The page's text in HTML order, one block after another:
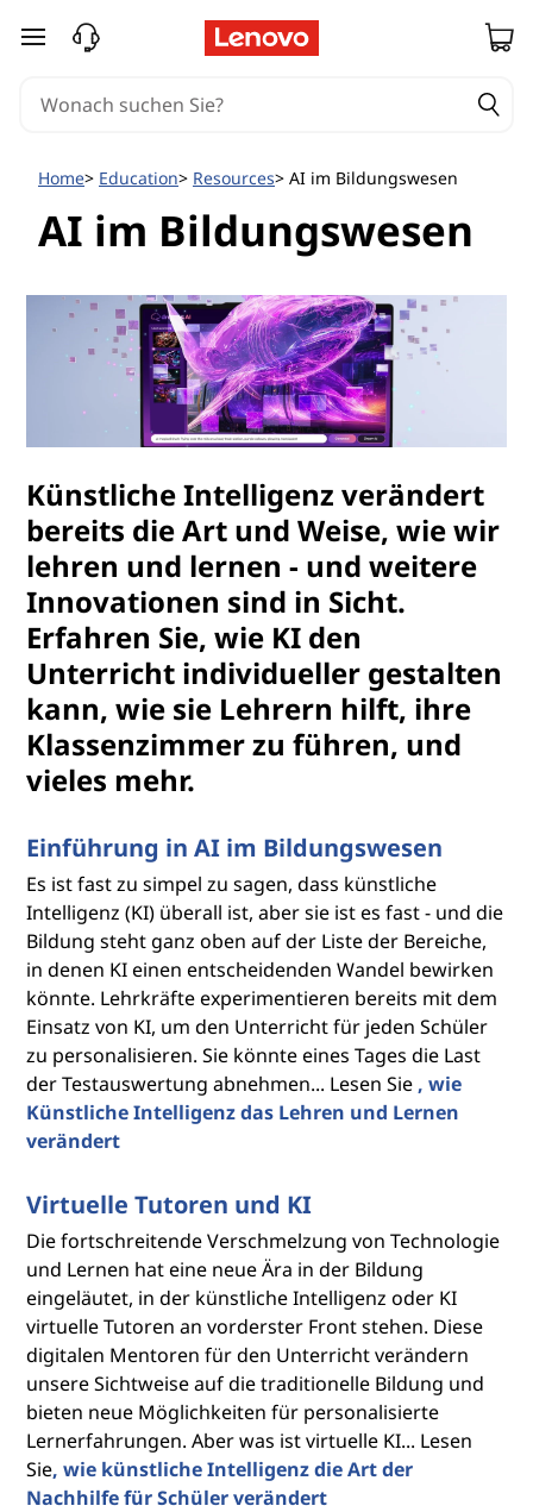
zum Hauptinhalt springen
Home Education Resources AI im Bildungswesen
AI im Bildungswesen
Künstliche Intelligenz verändert
bereits die Art und Weise, wie wir
lehren und lernen - und weitere
Innovationen sind in Sicht.
Erfahren Sie, wie KI den
Unterricht individueller gestalten
kann, wie sie Lehrern hilft, ihre
Klassenzimmer zu führen, und
vieles mehr.
Einführung in AI im Bildungswesen
Es ist fast zu simpel zu sagen, dass künstliche
Intelligenz (KI) überall ist, aber sie ist es fast - und die
Bildung steht ganz oben auf der Liste der Bereiche,
in denen KI einen entscheidenden Wandel bewirken
könnte. Lehrkräfte experimentieren bereits mit dem
Einsatz von KI, um den Unterricht für jeden Schüler
zu personalisieren. Sie könnte eines Tages die Last
der Testauswertung abnehmen... Lesen Sie , wie
Künstliche Intelligenz das Lehren und Lernen
verändert
Virtuelle Tutoren und KI
Die fortschreitende Verschmelzung von Technologie
und Lernen hat eine neue Ära in der Bildung
eingeläutet, in der künstliche Intelligenz oder KI
virtuelle Tutoren an vorderster Front stehen. Diese
digitalen Mentoren für den Unterricht verändern
unsere Sichtweise auf die traditionelle Bildung und
bieten neue Möglichkeiten für personalisierte
Lernerfahrungen. Aber was ist virtuelle KI... Lesen
Sie, wie künstliche Intelligenz die Art der
Nachhilfe für Schüler verändert